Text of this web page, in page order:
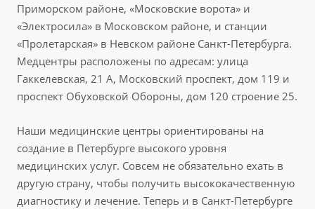
Приморском районе, «Московские ворота» и
«Электросила» в Московском районе, и станции
«Пролетарская» в Невском районе Санкт-Петербурга.
Медцентры расположены по адресам: улица
Гаккелевская, 21 А, Московский проспект, дом 119 и
проспект Обуховской Обороны, дом 120 строение 25.
Наши медицинские центры ориентированы на
создание в Петербурге высокого уровня
медицинских услуг. Совсем не обязательно ехать в
другую страну, чтобы получить высококачественную
диагностику и лечение. Теперь и в Санкт-Петербурге